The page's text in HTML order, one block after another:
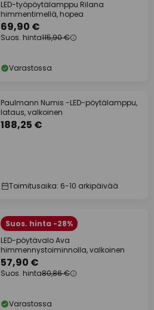
LED-työpöytälamppu Rilana
himmentimellä, hopea
69,90 €
Suos. hinta115,90 €
Varastossa
Paulmann Numis -LED-pöytälamppu,
lataus, valkoinen
188,25 €
Toimitusaika: 6-10 arkipäivää
Suos. hinta -28%
LED-pöytävalo Ava
himmennystoiminnolla, valkoinen
57,90 €
Suos. hinta80,86 €
Varastossa